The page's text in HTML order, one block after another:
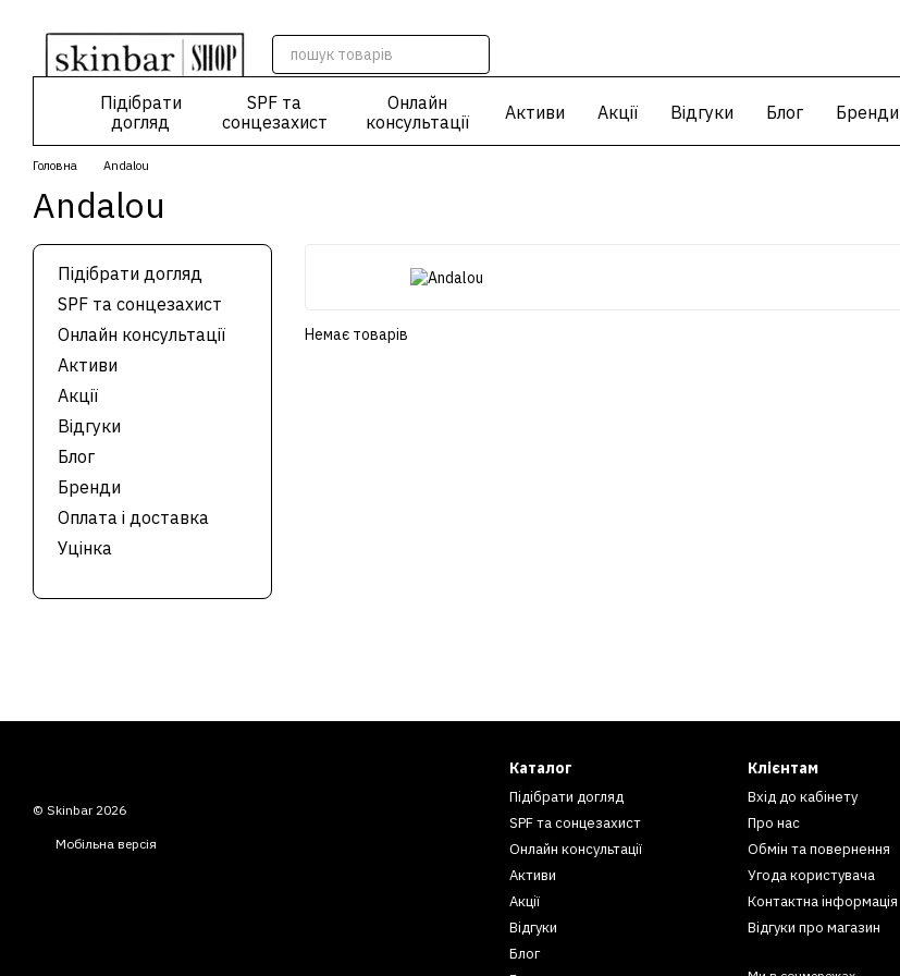
Підібрати
догляд
SPF та
сонцезахист
Онлайн
консультації
Активи Акції Відгуки Блог Бренди
Головна Andalou
Andalou
Немає товарів
Підібрати догляд
SPF та сонцезахист
Онлайн консультації
Активи
Акції
Відгуки
Блог
Бренди
Оплата і доставка
Уцінка
© Skinbar 2026
Мобільна версія
Каталог
Підібрати догляд
SPF та сонцезахист
Онлайн консультації
Активи
Акції
Відгуки
Блог
Клієнтам
Вхід до кабінету
Про нас
Обмін та повернення
Угода користувача
Контактна інформація
Відгуки про магазин